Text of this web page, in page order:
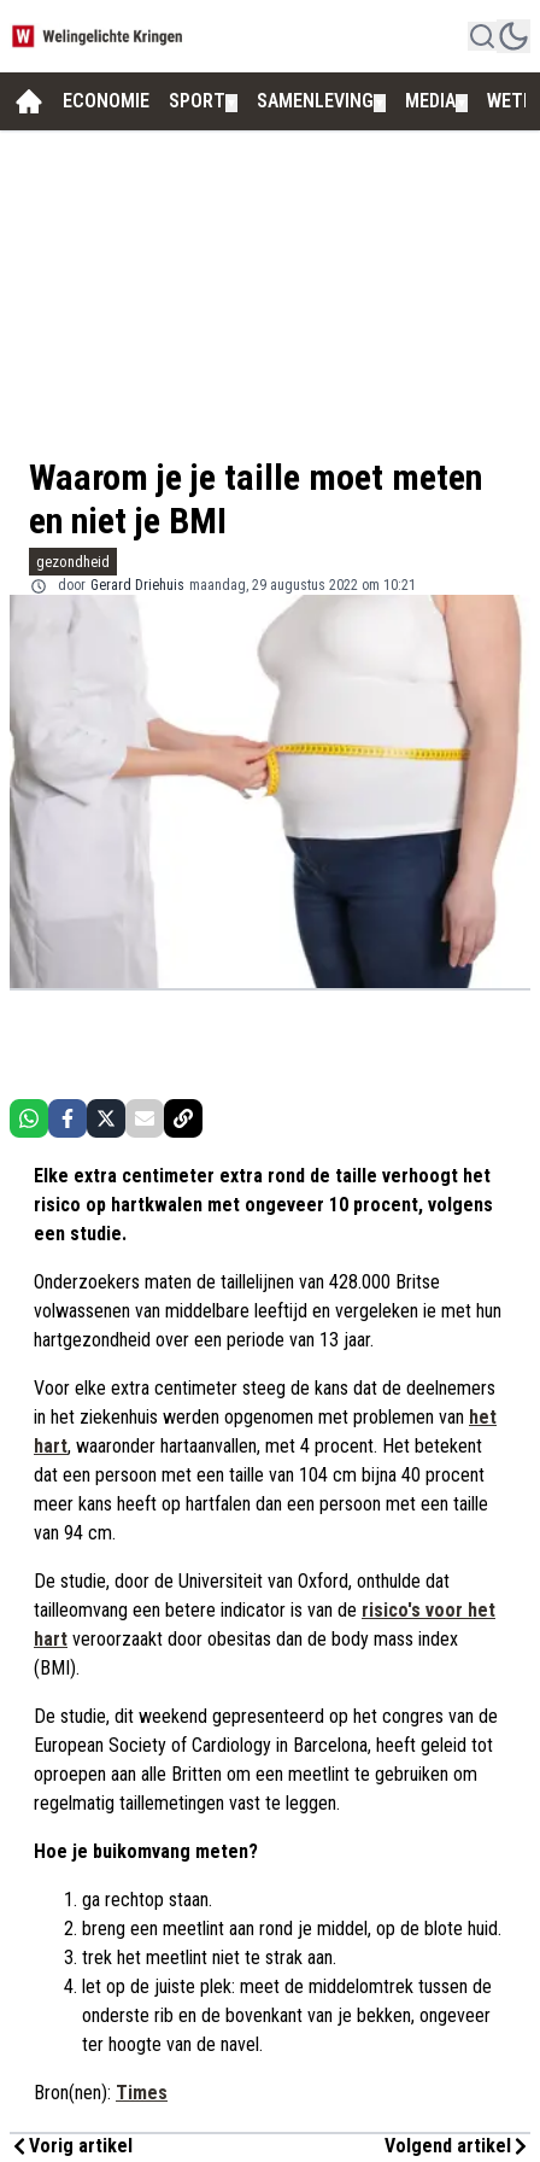
ECONOMIE SPORT SAMENLEVING MEDIA
Waarom je je taille moet meten
en niet je BMI
gezondheid
door Gerard Driehuis maandag, 29 augustus 2022 om 10:21
Elke extra centimeter extra rond de taille verhoogt het
risico op hartkwalen met ongeveer 10 procent, volgens
een studie.
Onderzoekers maten de taillelijnen van 428.000 Britse
volwassenen van middelbare leeftijd en vergeleken ie met hun
hartgezondheid over een periode van 13 jaar.
Voor elke extra centimeter steeg de kans dat de deelnemers
in het ziekenhuis werden opgenomen met problemen van het
hart, waaronder hartaanvallen, met 4 procent. Het betekent
dat een persoon met een taille van 104 cm bijna 40 procent
meer kans heeft op hartfalen dan een persoon met een taille
van 94 cm.
De studie, door de Universiteit van Oxford, onthulde dat
tailleomvang een betere indicator is van de risico's voor het
hart veroorzaakt door obesitas dan de body mass index
(BMI).
De studie, dit weekend gepresenteerd op het congres van de
European Society of Cardiology in Barcelona, heeft geleid tot
oproepen aan alle Britten om een meetlint te gebruiken om
regelmatig taillemetingen vast te leggen.
Hoe je buikomvang meten?
ga rechtop staan.
breng een meetlint aan rond je middel, op de blote huid.
trek het meetlint niet te strak aan.
let op de juiste plek: meet de middelomtrek tussen de
onderste rib en de bovenkant van je bekken, ongeveer
ter hoogte van de navel.
Bron(nen): Times
Vorig artikel
Volgend artikel